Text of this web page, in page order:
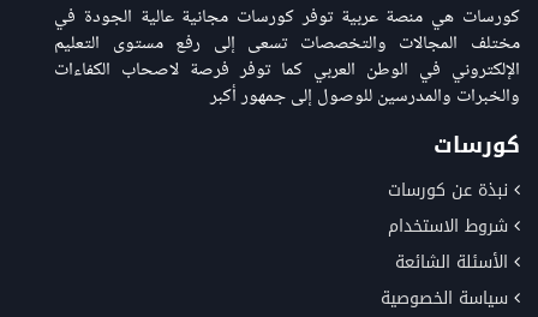
كورسات هي منصة عربية توفر كورسات مجانية عالية الجودة في
مختلف المجالات والتخصصات تسعى إلى رفع مستوى التعليم
الإلكتروني في الوطن العربي كما توفر فرصة لاصحاب الكفاءات
والخبرات والمدرسين للوصول إلى جمهور أكبر
كورسات
نبذة عن كورسات
شروط الاستخدام
الأسئلة الشائعة
سياسة الخصوصية